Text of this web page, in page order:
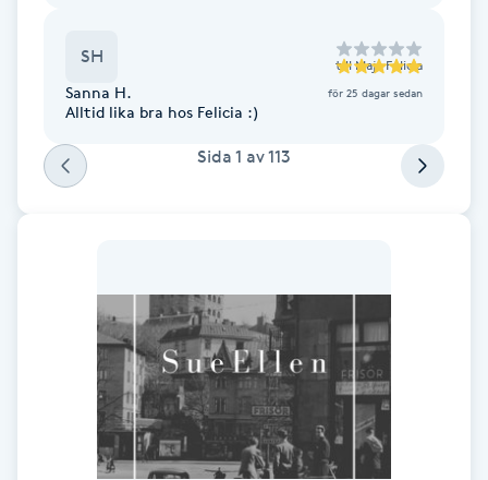
Fibromassage
Fillers
Fotmassage
Fransborttagning
SH till Maja Felicia
Sanna H. för 25 dagar sedan
Alltid lika bra hos Felicia :)
Sida 1 av113